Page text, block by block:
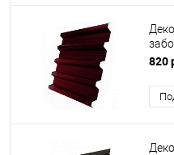
820